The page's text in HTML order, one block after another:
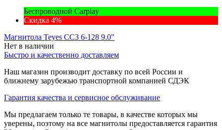
Беспроводной Carplay
Скидка 4%
Магнитола Teyes CC3 6-128 9.0"
Нет в наличии
Быстро и качественно доставляем
Наш магазин производит доставку по всей России и
ближнему зарубежью транспортной компанией СДЭК
Гарантия качества и сервисное обслуживание
Мы предлагаем только те товары, в качестве которых мы
уверены, поэтому на все магнитолы предоставляется гарантия